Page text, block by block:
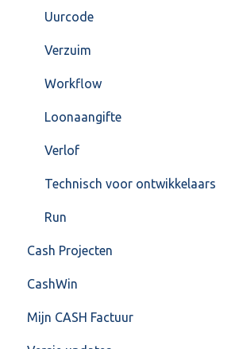
Uurcode
Verzuim
Workflow
Loonaangifte
Verlof
Technisch voor ontwikkelaars
Run
Cash Projecten
CashWin
Overig
Mijn CASH Factuur